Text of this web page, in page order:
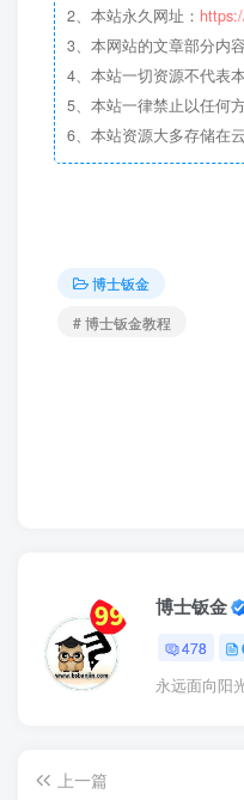
2、本站永久网址：
3、本网站的文章部分内
4、本站一切资源不代表
5、本站一律禁止以任何
6、本站资源大多存储在
博士钣金
# 博士钣金教程
博士钣金
478
永远面向阳
上一篇